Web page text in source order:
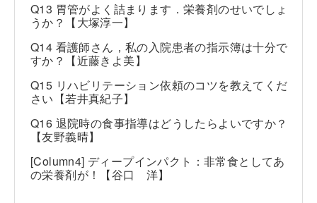
Q13 胃管がよく詰まります．栄養剤のせいでしょ
うか？【大塚淳一】
Q14 看護師さん，私の入院患者の指示簿は十分で
すか？【近藤きよ美】
Q15 リハビリテーション依頼のコツを教えてくだ
さい【若井真紀子】
Q16 退院時の食事指導はどうしたらよいですか？
【友野義晴】
[Column4] ディープインパクト：非常食としてあ
の栄養剤が！【谷口 洋】